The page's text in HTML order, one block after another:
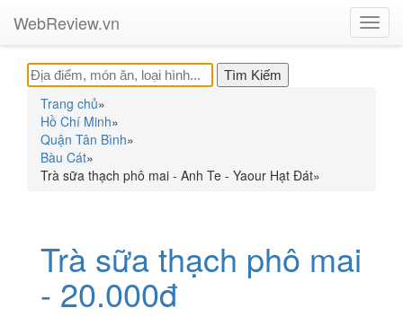
WebReview.vn
Trang chủ»
Hồ Chí Minh»
Quận Tân Bình»
Bàu Cát»
Trà sữa thạch phô mai - Anh Te - Yaour Hạt Đát»
Trà sữa thạch phô mai
- 20.000đ